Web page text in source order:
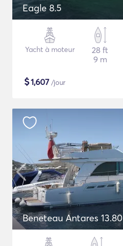
Eagle 8.5
Yacht à moteur
28 ft
9 m
$1,607 /jour
Beneteau Antares 13.80